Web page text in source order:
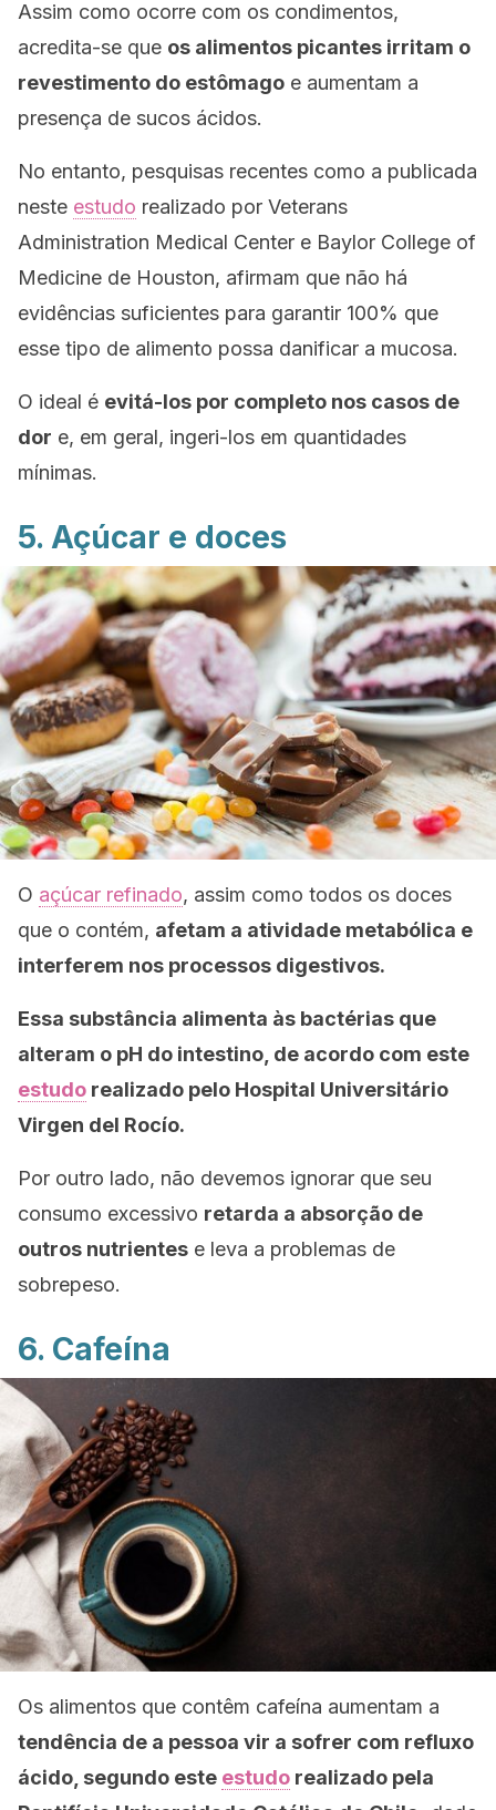
Assim como ocorre com os condimentos,
acredita-se que os alimentos picantes irritam o
revestimento do estômago e aumentam a
presença de sucos ácidos.
No entanto, pesquisas recentes como a publicada
neste estudo realizado por Veterans
Administration Medical Center e Baylor College of
Medicine de Houston, afirmam que não há
evidências suficientes para garantir 100% que
esse tipo de alimento possa danificar a mucosa.
O ideal é evitá-los por completo nos casos de
dor e, em geral, ingeri-los em quantidades
mínimas.
5. Açúcar e doces
O açúcar refinado, assim como todos os doces
que o contém, afetam a atividade metabólica e
interferem nos processos digestivos.
Essa substância alimenta às bactérias que
alteram o pH do intestino, de acordo com este
estudo realizado pelo Hospital Universitário
Virgen del Rocío.
Por outro lado, não devemos ignorar que seu
consumo excessivo retarda a absorção de
outros nutrientes e leva a problemas de
sobrepeso.
6. Cafeína
Os alimentos que contêm cafeína aumentam a
tendência de a pessoa vir a sofrer com refluxo
ácido, segundo este estudo realizado pela